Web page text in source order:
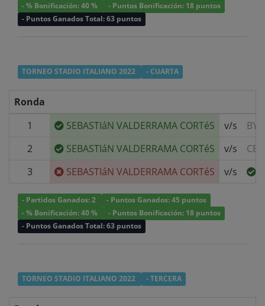
- % Bonificación: 40 %
- Puntos Bonificación: 18 puntos
- Puntos Ganados Total: 63 puntos
TORNEO STADIO ITALIANO 2022 - CUARTA
Ronda
1
SEBASTIáN VALDERRAMA CORTéS v/s
BYE
2
SEBASTIáN VALDERRAMA CORTéS v/s
3
SEBASTIáN VALDERRAMA CORTéS v/s
- Partidos Ganados: 2
- Puntos Ganados: 45 puntos
- % Bonificación: 40 %
- Puntos Bonificación: 18 puntos
- Puntos Ganados Total: 63 puntos
TORNEO STADIO ITALIANO 2022 - TERCERA